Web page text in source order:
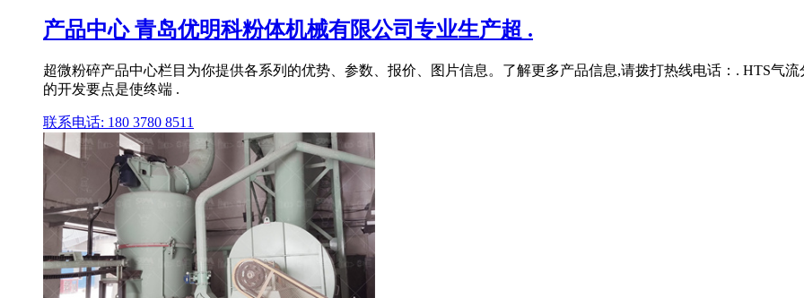
产品中心 青岛优明科粉体机械有限公司专业生产超 .
超微粉碎产品中心栏目为你提供各系列的优势、参数、报价、图片信息。了解更多产品信息,请拨打热线电话：. HTS气
的开发要点是使终端 .
联系电话: 180 3780 8511